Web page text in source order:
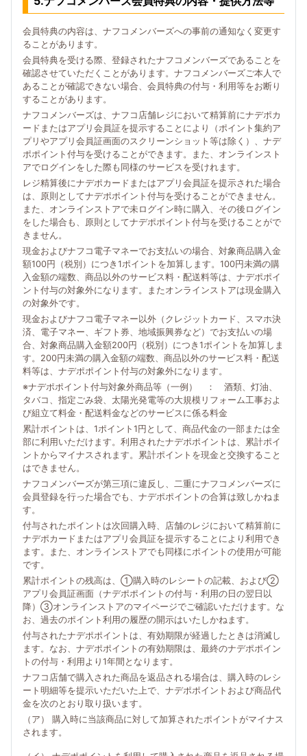
会員特典の内容は、ナフコメンバーズへの事前の通知なく変更す
ることがあります。
会員特典を受ける際、登録されたナフコメンバーズであることを
確認させていただくことがあります。ナフコメンバーズご本人で
あることが確認できない場合、会員特典の付与・利用等をお断り
することがあります。
ナフコメンバーズは、ナフコ店舗レジにおいて精算前にナデポカ
ードまたはアプリ会員証を提示することにより（ポイント集約ア
プリやアプリ会員証画面のスクリーンショット等は除く）、ナデ
ポポイント付与を受けることができます。また、オンラインスト
アでログインをした際も同様のサービスを受けれます。
レジ精算後にナデポカードまたはアプリ会員証を提示された場合
は、原則としてナデポポイント付与を受けることができません。
また、オンラインストアで未ログイン時に購入、その後ログイン
をした場合も、原則としてナデポポイント付与を受けることがで
きません。
現金およびナフコ電子マネーでお支払いの場合、対象商品購入金
額100円（税別）につき1ポイントを加算します。100円未満の購
入金額の端数、商品以外のサービス料・配送料等は、ナデポポイ
ント付与の対象外になります。またオンラインストアは現金購入
の対象外です。
現金およびナフコ電子マネー以外（クレジットカード、スマホ決
済、電子マネー、ギフト券、地域振興券など）でお支払いの場
合、対象商品購入金額200円（税別）につき1ポイントを加算しま
す。200円未満の購入金額の端数、商品以外のサービス料・配送
料等は、ナデポポイント付与の対象外になります。
※ナデポポイント付与対象外商品等（一例） ： 酒類、灯油、
タバコ、指定ごみ袋、太陽光発電等の大規模リフォーム工事およ
び組立て料金・配送料金などのサービスに係る料金
累計ポイントは、1ポイント1円として、商品代金の一部または全
部に利用いただけます。利用されたナデポポイントは、累計ポイ
ントからマイナスされます。累計ポイントを現金と交換すること
はできません。
ナフコメンバーズが第三項に違反し、二重にナフコメンバーズに
会員登録を行った場合でも、ナデポポイントの合算は致しかねま
す。
付与されたポイントは次回購入時、店舗のレジにおいて精算前に
ナデポカードまたはアプリ会員証を提示することにより利用でき
ます。また、オンラインストアでも同様にポイントの使用が可能
です。
累計ポイントの残高は、①購入時のレシートの記載、および②
アプリ会員証画面（ナデポポイントの付与・利用の日の翌日以
降）③オンラインストアのマイページでご確認いただけます。な
お、過去のポイント利用の履歴の開示はいたしかねます。
付与されたナデポポイントは、有効期限が経過したときは消滅し
ます。なお、ナデポポイントの有効期限は、最終のナデポポイン
トの付与・利用より1年間となります。
ナフコ店舗で購入された商品を返品される場合は、購入時のレシ
ート明細等を提示いただいた上で、ナデポポイントおよび商品代
金を次のとおり取り扱います。
（ア） 購入時に当該商品に対して加算されたポイントがマイナス
されます。